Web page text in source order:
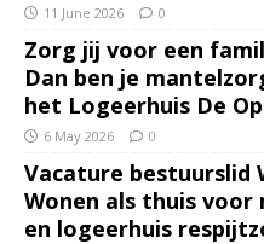
11 June 2026 0
Zorg jij voor een
Dan ben je
het Logeerhuis De
6 May 2026 0
Vacature bestuurslid
Wonen als thuis
en logeerhuis